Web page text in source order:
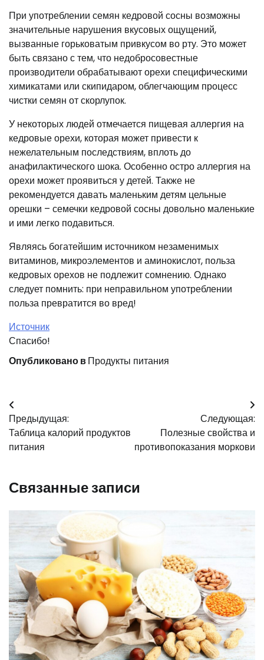
При употреблении семян кедровой сосны возможны
значительные нарушения вкусовых ощущений,
вызванные горьковатым привкусом во рту. Это может
быть связано с тем, что недобросовестные
производители обрабатывают орехи специфическими
химикатами или скипидаром, облегчающим процесс
чистки семян от скорлупок.
У некоторых людей отмечается пищевая аллергия на
кедровые орехи, которая может привести к
нежелательным последствиям, вплоть до
анафилактического шока. Особенно остро аллергия на
орехи может проявиться у детей. Также не
рекомендуется давать маленьким детям цельные
орешки – семечки кедровой сосны довольно маленькие
и ими легко подавиться.
Являясь богатейшим источником незаменимых
витаминов, микроэлементов и аминокислот, польза
кедровых орехов не подлежит сомнению. Однако
следует помнить: при неправильном употреблении
польза превратится во вред!
Источник
Спасибо!
Опубликовано вПродукты питания
Навигация
по
записям
Предыдущая:
Таблица калорий продуктов
питания
Следующая:
Полезные свойства и
противопоказания моркови
Связанные записи